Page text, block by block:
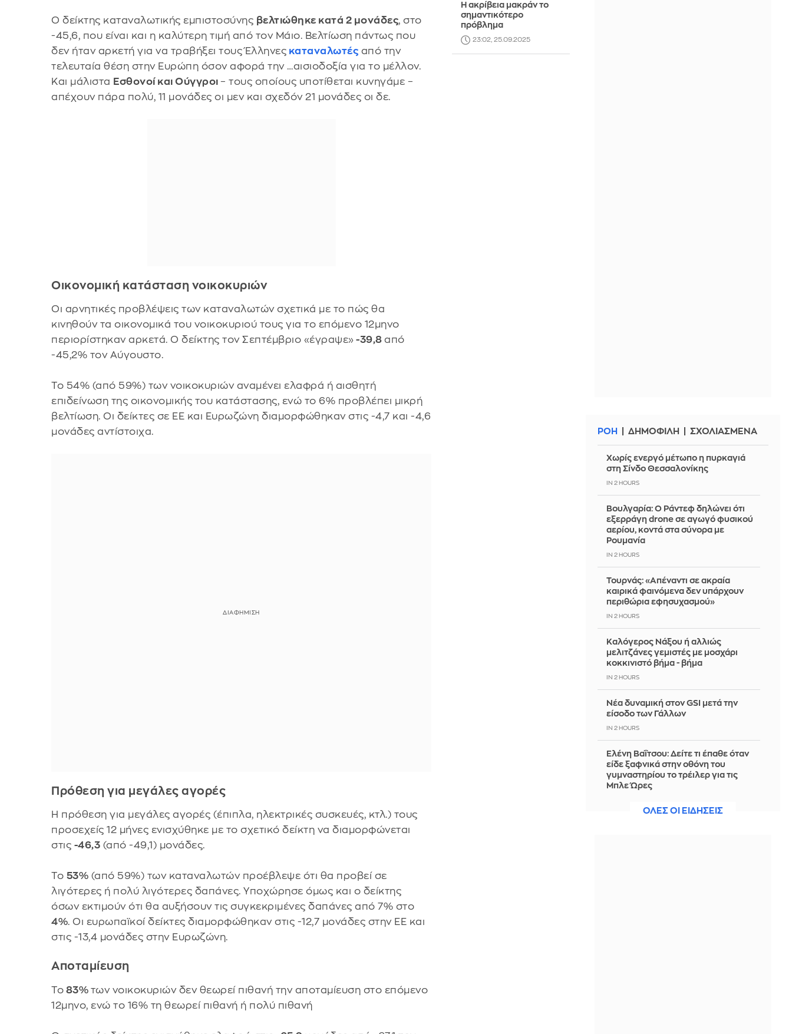
Ο δείκτης καταναλωτικής εμπιστοσύνης βελτιώθηκε κατά 2 μονάδες, στο
-45,6, που είναι και η καλύτερη τιμή από τον Μάιο. Βελτίωση πάντως που
δεν ήταν αρκετή για να τραβήξει τους Έλληνες καταναλωτές από την
τελευταία θέση στην Ευρώπη όσον αφορά την …αισιοδοξία για το μέλλον.
Και μάλιστα Εσθονοί και Ούγγροι– τους οποίους υποτίθεται κυνηγάμε –
απέχουν πάρα πολύ, 11 μονάδες οι μεν και σχεδόν 21 μονάδες οι δε.
Οικονομική κατάσταση νοικοκυριών
Οι αρνητικές προβλέψεις των καταναλωτών σχετικά με το πώς θα
κινηθούν τα οικονομικά του νοικοκυριού τους για το επόμενο 12μηνο
περιορίστηκαν αρκετά. Ο δείκτης τον Σεπτέμβριο «έγραψε» -39,8από
-45,2% τον Αύγουστο.
Το 54% (από 59%) των νοικοκυριών αναμένει ελαφρά ή αισθητή
επιδείνωση της οικονομικής του κατάστασης, ενώ το 6% προβλέπει μικρή
βελτίωση. Οι δείκτες σε ΕΕ και Ευρωζώνη διαμορφώθηκαν στις -4,7 και -4,6
μονάδες αντίστοιχα.
Πρόθεση για μεγάλες αγορές
Η πρόθεση για μεγάλες αγορές (έπιπλα, ηλεκτρικές συσκευές, κτλ.) τους
προσεχείς 12 μήνες ενισχύθηκε με το σχετικό δείκτη να διαμορφώνεται
στις -46,3 (από -49,1) μονάδες.
Το 53% (από 59%) των καταναλωτών προέβλεψε ότι θα προβεί σε
λιγότερες ή πολύ λιγότερες δαπάνες. Υποχώρησε όμως και ο δείκτης
όσων εκτιμούν ότι θα αυξήσουν τις συγκεκριμένες δαπάνες από 7% στο
4%. Οι ευρωπαϊκοί δείκτες διαμορφώθηκαν στις -12,7 μονάδες στην ΕΕ και
στις -13,4 μονάδες στην Ευρωζώνη.
Αποταμίευση
Το 83% των νοικοκυριών δεν θεωρεί πιθανή την αποταμίευση στο επόμενο
12μηνο, ενώ το 16% τη θεωρεί πιθανή ή πολύ πιθανή
Η ακρίβεια μακράν το
σημαντικότερο
πρόβλημα
23:02, 25.09.2025
ΡΟΗ ΔΗΜΟΦΙΛΗ ΣΧΟΛΙΑΣΜΕΝΑ
Χωρίς ενεργό μέτωπο η πυρκαγιά
στη Σίνδο Θεσσαλονίκης
IN 2 HOURS
Βουλγαρία: Ο Ράντεφ δηλώνει ότι
εξερράγη drone σε αγωγό φυσικού
αερίου, κοντά στα σύνορα με
Ρουμανία
IN 2 HOURS
Τουρνάς: «Απέναντι σε ακραία
καιρικά φαινόμενα δεν υπάρχουν
περιθώρια εφησυχασμού»
IN 2 HOURS
Καλόγερος Νάξου ή αλλιώς
μελιτζάνες γεμιστές με μοσχάρι
κοκκινιστό βήμα - βήμα
IN 2 HOURS
Νέα δυναμική στον GSI μετά την
είσοδο των Γάλλων
IN 2 HOURS
Ελένη Βαΐτσου: Δείτε τι έπαθε όταν
είδε ξαφνικά στην οθόνη του
γυμναστηρίου το τρέιλερ για τις
Μπλε Ώρες
ΟΛΕΣ ΟΙ ΕΙΔΗΣΕΙΣ